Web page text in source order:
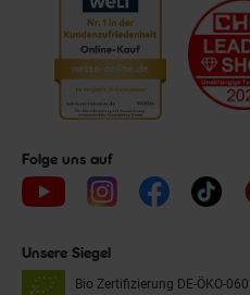
Folge uns auf
Unsere Siegel
Bio Zertifizierung DE-ÖKO-060